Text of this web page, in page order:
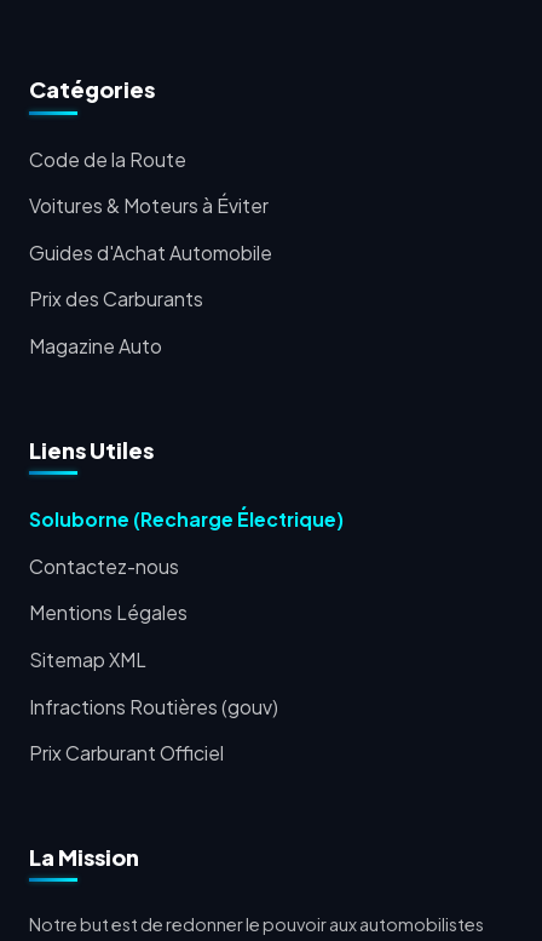
Catégories
Code de la Route
Voitures & Moteurs à Éviter
Guides d'Achat Automobile
Prix des Carburants
Magazine Auto
Liens Utiles
Soluborne (Recharge Électrique)
Contactez-nous
Mentions Légales
Sitemap XML
Infractions Routières (gouv)
Prix Carburant Officiel
La Mission
Notre but est de redonner le pouvoir aux automobilistes